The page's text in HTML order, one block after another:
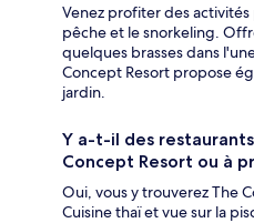
Venez profiter des
pêche et le snorkeling.
quelques brasses dans
Concept Resort propose
jardin.
Y a-t-il des
Concept Resort ou à
Oui, vous y trouverez The
Cuisine thaï et vue sur la